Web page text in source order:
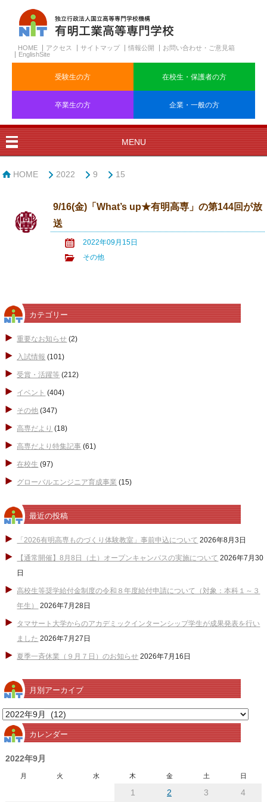
HOME アクセス サイトマップ 情報公開
お問い合わせ・ご意見箱
EnglishSite
受験生の方 在校生・保護者の方
卒業生の方 企業・一般の方
MENU
HOME 2022 9 15
9/16(金)「What’s up★有明高専」の第144回が放
送
2022年09月15日
その他
カテゴリー
重要なお知らせ (2)
入試情報 (101)
受賞・活躍等 (212)
イベント (404)
その他 (347)
高専だより (18)
高専だより特集記事 (61)
在校生 (97)
グローバルエンジニア育成事業 (15)
最近の投稿
「2026有明高専ものづくり体験教室」事前申込について 2026年8月3日
【通常開催】8月8日（土）オープンキャンパスの実施について 2026年7月30
日
高校生等奨学給付金制度の令和８年度給付申請について（対象：本科１～３
年生）
2026年7月28日
タマサート大学からのアカデミックインターンシップ学生が成果発表を行い
ました 2026年7月27日
夏季一斉休業（９月７日）のお知らせ 2026年7月16日
月別アーカイブ
月
別
ア
ー
カレンダー
2022年9月
月 火 水 木 金 土 日
1 2 3 4